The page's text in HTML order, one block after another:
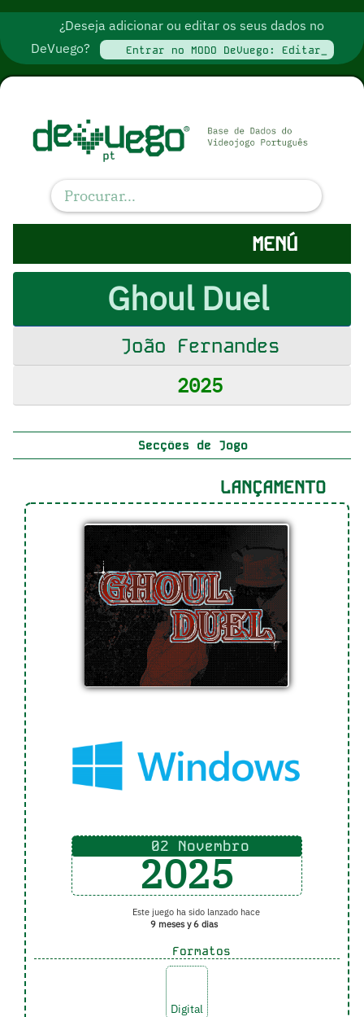
¿Deseja adicionar ou editar os seus dados no
DeVuego?
Entrar no MODO DeVuego: Editar_
MENÚ
Ghoul Duel
João Fernandes
2025
Secções de Jogo
LANÇAMENTO
02 Novembro
2025
Este juego ha sido lanzado hace
9 meses y 6 dias
Formatos
Digital